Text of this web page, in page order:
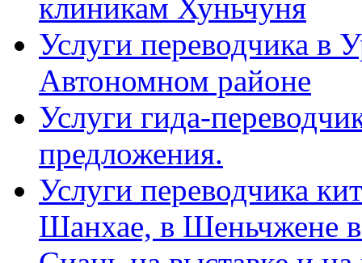
клиникам Хуньчуня
Услуги переводчика в
Автономном районе
Услуги гида-
предложения.
Услуги переводчика
Шанхае, в Шеньчжене